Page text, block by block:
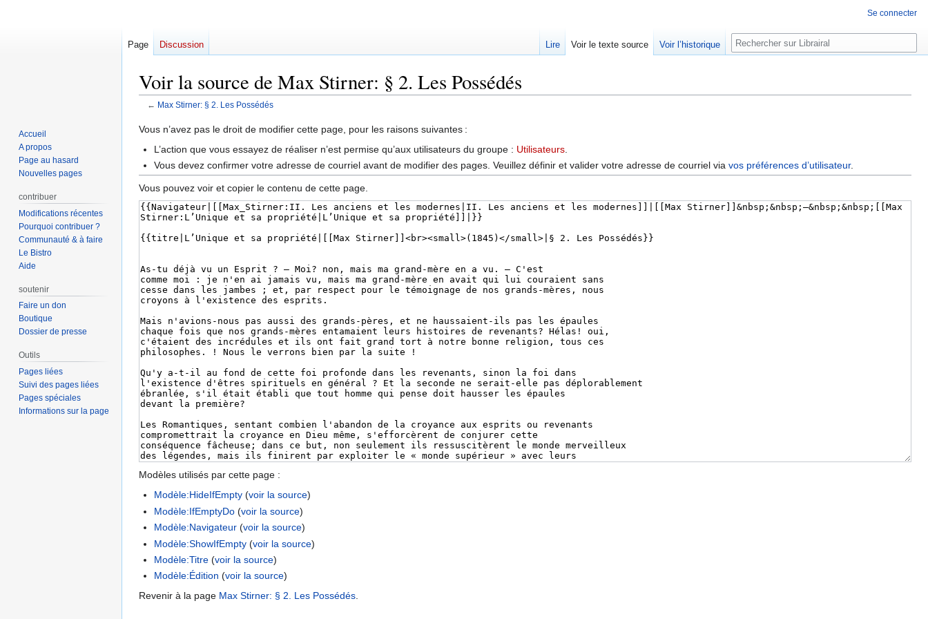
Voir la source de Max Stirner: § 2. Les Possédés
← Max Stirner: § 2. Les Possédés
Aller
navigation
Aller
recherche
Vous n’avez pas le droit de modifier cette page, pour les raisons suivantes :
L’action que vous essayez de réaliser n’est permise qu’aux utilisateurs du groupe : Utilisateurs
Vous devez confirmer votre adresse de courriel avant de modifier des pages. Veuillez définir et valider votre adresse de courriel viavos préférences d’utilisateur.
Vous pouvez voir et copier le contenu de cette page.
Modèles utilisés par cette page :
Modèle:HideIfEmpty (voir la source)
Modèle:IfEmptyDo (voir la source)
Modèle:Navigateur (voir la source)
Modèle:ShowIfEmpty (voir la source)
Modèle:Titre (voir la source)
Modèle:Édition (voir la source)
Revenir à la page Max Stirner: § 2. Les Possédés.
Se connecter
Page Discussion Lire Voir le texte source Voir l’historique Rechercher
Accueil
A propos
Page au hasard
Nouvelles pages
contribuer
Modifications récentes
Pourquoi contribuer ?
Communauté & à faire
Le Bistro
Aide
soutenir
Faire un don
Boutique
Dossier de presse
Outils
Pages liées
Suivi des pages liées
Pages spéciales
Informations sur la page